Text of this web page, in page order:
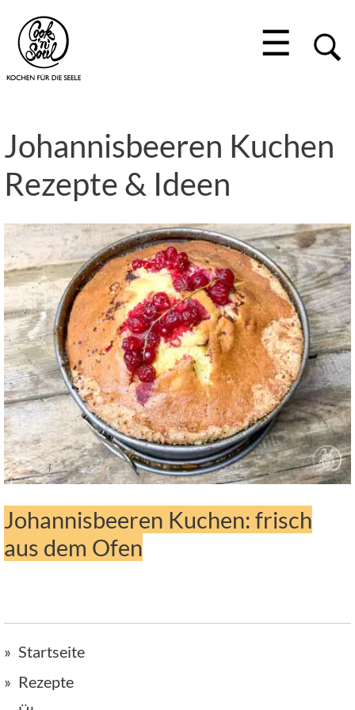
☰
Johannisbeeren Kuchen
Rezepte & Ideen
Johannisbeeren Kuchen: frisch
aus dem Ofen
Startseite
Rezepte